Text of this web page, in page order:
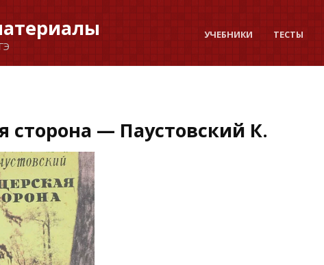
УЧЕБНИКИ ТЕСТЫ
сторона — Паустовский К.